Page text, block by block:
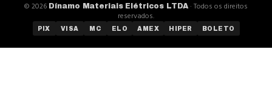
©2026 Dínamo Materiais Elétricos LTDA· Todos os direitos
reservados.
PIX VISA MC ELO AMEX HIPER BOLETO